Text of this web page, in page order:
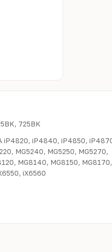
725BK
MG5240, MG5250, MG5270,
MG8140, MG8150, MG8170,
iX6560